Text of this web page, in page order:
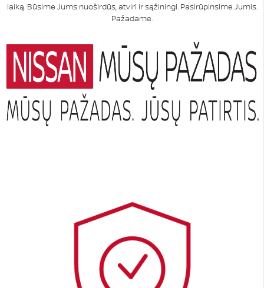
laiką. Būsime Jums nuoširdūs, atviri ir sąžiningi. Pasirūpinsime Jumis.
Pažadame.